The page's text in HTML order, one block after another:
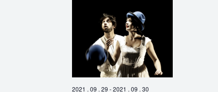
Évènements
2021 . 09 . 29 -2021 . 09 . 30